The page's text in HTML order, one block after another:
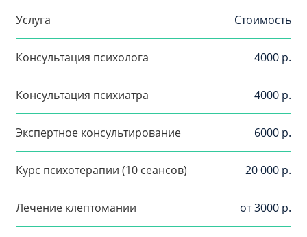
Услуга Стоимость
Консультация психолога 4000 р.
Консультация психиатра 4000 р.
Экспертное консультирование 6000 р.
Курс психотерапии (10 сеансов) 20 000 р.
Лечение клептомании от 3000 р.